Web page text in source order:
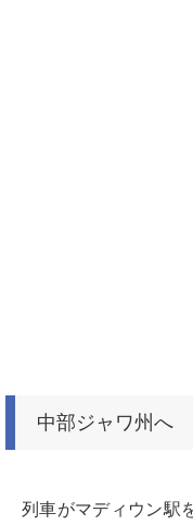
中部ジャワ州へ
列車がマディウン駅